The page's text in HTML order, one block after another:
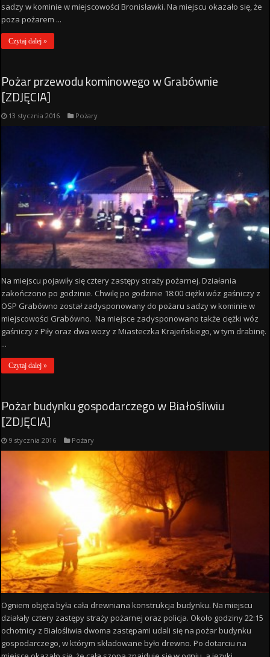
sadzy w kominie w miejscowości Bronisławki. Na miejscu okazało się, że
poza pożarem ...
Czytaj dalej »
Pożar przewodu kominowego w Grabównie
[ZDJĘCIA]
13 stycznia 2016 Pożary
Na miejscu pojawiły się cztery zastępy straży pożarnej. Działania
zakończono po godzinie. Chwilę po godzinie 18:00 ciężki wóz gaśniczy z
OSP Grabówno został zadysponowany do pożaru sadzy w kominie w
miejscowości Grabówno. Na miejsce zadysponowano także ciężki wóz
gaśniczy z Piły oraz dwa wozy z Miasteczka Krajeńskiego, w tym drabinę.
...
Czytaj dalej »
Pożar budynku gospodarczego w Białośliwiu
[ZDJĘCIA]
9 stycznia 2016 Pożary
Ogniem objęta była cała drewniana konstrukcja budynku. Na miejscu
działały cztery zastępy straży pożarnej oraz policja. Około godziny 22:15
ochotnicy z Białośliwia dwoma zastępami udali się na pożar budynku
gospodarczego, w którym składowane było drewno. Po dotarciu na